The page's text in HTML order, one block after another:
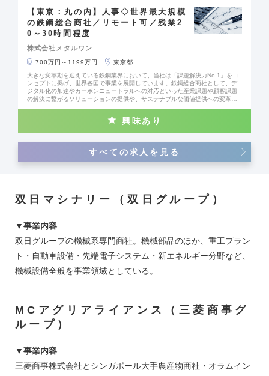
【東京：丸の内】人事◇世界最大規模
の鉄鋼総合商社／リモート可／残業2
0～30時間程度
株式会社メタルワン
700万円～1199万円
東京都
大きな変革期を迎えている鉄鋼業界において、当社は「課題解決力No.1」をコ
ンセプトに掲げ、世界各国で事業を展開しています。鉄鋼総合商社として、デ
ジタル化の加速やカーボンニュートラルへの対応といった産業課題や顧客課題
の解決に繋がるソリューションの提供や、サステナブルな価値提供への変革を
営戦略・事業戦略の実行に資する人材の獲得・育成、成長、人事制度や人事基
当いただきます。その後、能力や適性を踏まえ、人事部要職や海外拠点への赴
任等を想定しております。 1） 社員の配置・転換、組織開発、人事諸制度・人
般の指導・助言 ■求める人物像 ・人事機能の発揮により経営をサポートし、当
社の事業拡大や収益向上、ひいては企業価値向上に寄与したい方 ・人事制度・
できる方
興味あり
すべての求人を見る
双日マシナリー（双日グループ）
▼事業内容
双日グループの機械系専門商社。機械部品のほか、重工プラン
ト・自動車設備・先端電子システム・新エネルギー分野など、
機械設備全般を事業領域としている。
MCアグリアライアンス（三菱商事グ
ループ）
▼事業内容
三菱商事株式会社とシンガポール大手農産物商社・オラムイン